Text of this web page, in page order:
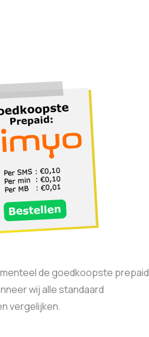
de goedkoopste prepaid
wij alle standaard
vergelijken.